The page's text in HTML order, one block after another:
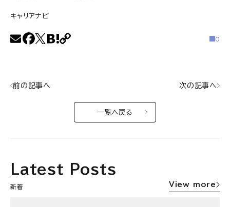
キャリアナビ
0
前の記事へ
一覧へ戻る
次の記事へ
Latest Posts
新着 View more